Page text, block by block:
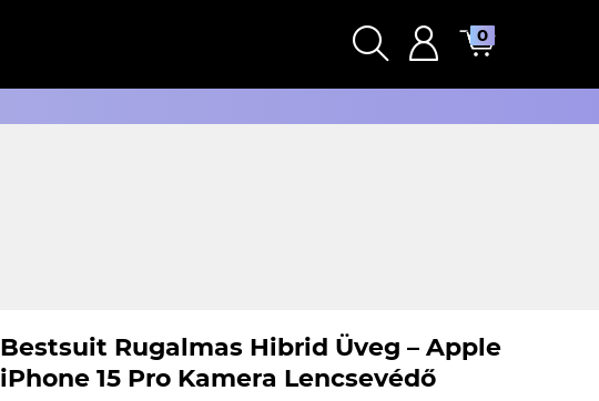
0
Bestsuit Rugalmas Hibrid Üveg – Apple
iPhone 15 Pro Kamera Lencsevédő